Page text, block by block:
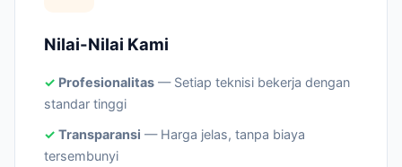
Nilai-Nilai Kami
Profesionalitas — Setiap teknisi bekerja dengan
standar tinggi
Transparansi — Harga jelas, tanpa biaya
tersembunyi